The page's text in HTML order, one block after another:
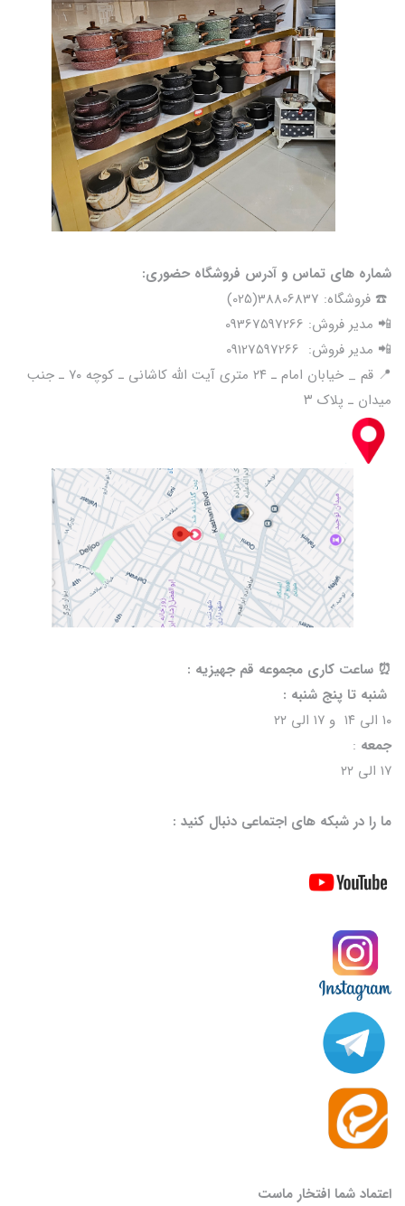
شماره های تماس و آدرس فروشگاه حضوری:
☎️ فروشگاه: 38806837(025)
📲 مدیر فروش: 09367597266
📲 مدیر فروش: 09127597266
📍 قم _ خیابان امام ـ ۲۴ متری آیت الله کاشانی ـ کوچه ۷۰ ـ جنب
میدان ـ پلاک ۳
⏰️ ساعت کاری مجموعه قم جهیزیه :
شنبه تا پنج شنبه :
۱۰ الی ۱۴ و ۱۷ الی ۲۲
جمعه :
۱۷ الی ۲۲
ما را در شبکه های اجتماعی دنبال کنید :
اعتماد شما افتخار ماست